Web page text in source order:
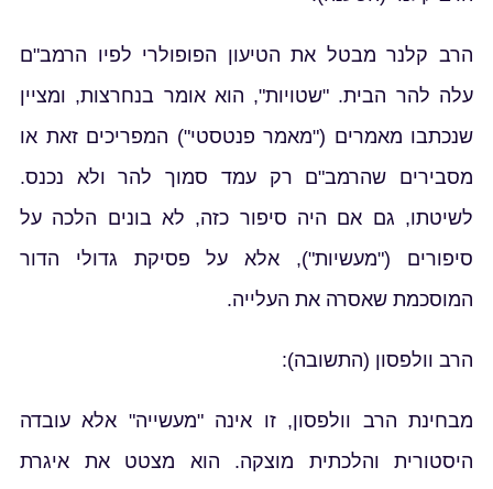
הרב קלנר מבטל את הטיעון הפופולרי לפיו הרמב"ם
עלה להר הבית. "שטויות", הוא אומר בנחרצות, ומציין
שנכתבו מאמרים ("מאמר פנטסטי") המפריכים זאת או
מסבירים שהרמב"ם רק עמד סמוך להר ולא נכנס.
לשיטתו, גם אם היה סיפור כזה, לא בונים הלכה על
סיפורים ("מעשיות"), אלא על פסיקת גדולי הדור
המוסכמת שאסרה את העלייה.
הרב וולפסון (התשובה):
מבחינת הרב וולפסון, זו אינה "מעשייה" אלא עובדה
היסטורית והלכתית מוצקה. הוא מצטט את איגרת